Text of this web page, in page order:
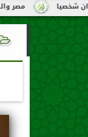
مصر والسودان تبحثان